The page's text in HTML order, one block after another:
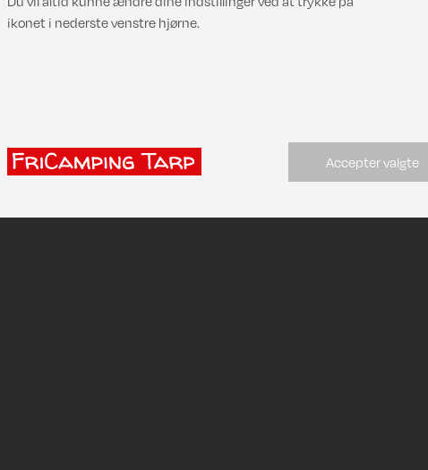
ikonet i nederste venstre hjørne.
Accepter valgte